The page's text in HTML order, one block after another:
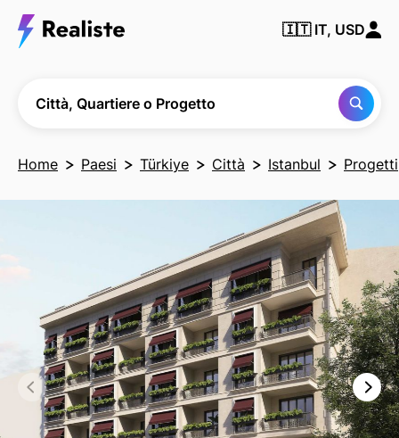
🇮🇹 IT, USD
Città, Quartiere o Progetto
Home Paesi Türkiye Città Istanbul Progetti